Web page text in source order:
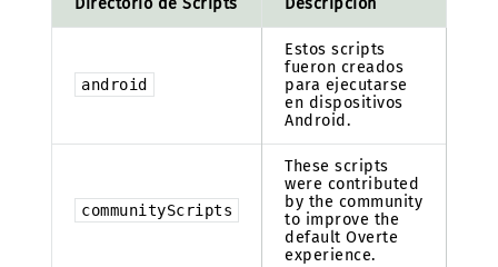
Directorio de Scripts Descripción
android
Estos scripts
fueron creados
para ejecutarse
en dispositivos
Android.
communityScripts
These scripts
were contributed
by the community
to improve the
default Overte
experience.